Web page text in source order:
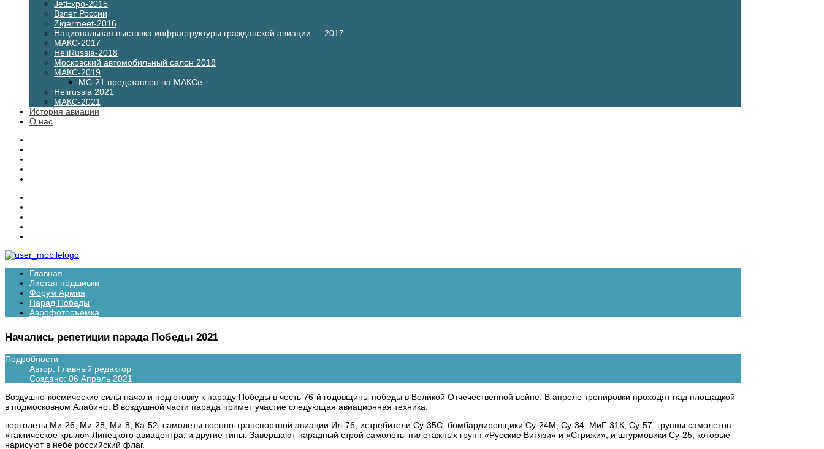
JetExpo-2015
Взлет России
Zigermeet-2016
Национальная выставка инфраструктуры гражданской авиации — 2017
МАКС-2017
HeliRussia-2018
Московский автомобильный салон 2018
МАКС-2019
МС-21 представлен на МАКСе
Helirussia 2021
МАКС-2021
История авиации
О нас
Главная
Листая подшивки
Форум Армия
Парад Победы
Аэрофотосъемка
Начались репетиции парада Победы 2021
Подробности
Автор: Главный редактор
Создано: 06 Апрель 2021
Воздушно-космические силы начали подготовку к параду Победы в честь 76-й годовщины победы в Великой Отчечественной войне. В апреле тренировки проходят над площадкой
в подмосковном Алабино. В воздушной части парада примет участие следующая авиационная техника:
вертолеты Ми-26, Ми-28, Ми-8, Ка-52; самолеты военно-транспортной авиации Ил-76; истребители Су-35С; бомбардировщики Су-24М, Су-34; МиГ-31К; Су-57; группы самолетов
«тактическое крыло» Липецкого авиацентра; и другие типы. Завершают парадный строй самолеты пилотажных групп «Русские Витязи» и «Стрижи», и штурмовики Су-25, которые
нарисуют в небе российский флаг.